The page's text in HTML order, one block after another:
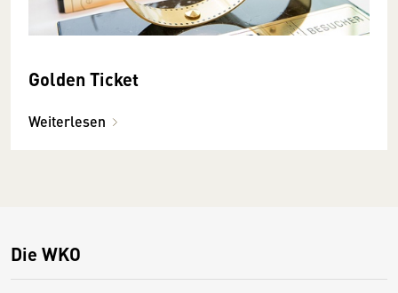
Golden Ticket
Weiterlesen
Die WKO